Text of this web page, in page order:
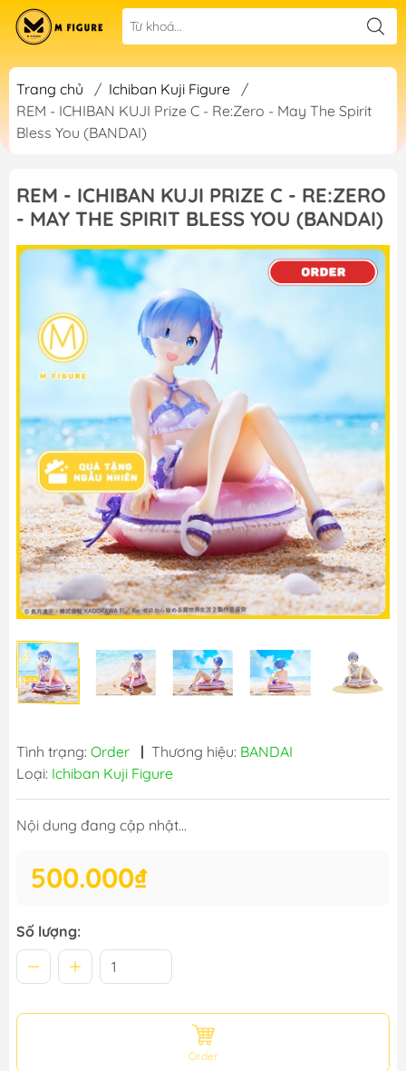
Trang chủ / Ichiban Kuji Figure
/
REM - ICHIBAN KUJI Prize C - Re:Zero - May The Spirit
Bless You (BANDAI)
REM - ICHIBAN KUJI PRIZE C - RE:ZERO
- MAY THE SPIRIT BLESS YOU (BANDAI)
Tình trạng: Order | Thương hiệu: BANDAI
Loại: Ichiban Kuji Figure
Nội dung đang cập nhật...
500.000₫
Số lượng:
Order